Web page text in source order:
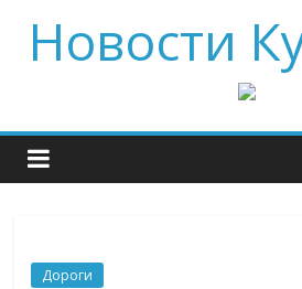
Новости
Дороги